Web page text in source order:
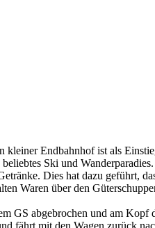
Endbahnhof ist als
Ski und
Dies hat dazu geführt,
Waren über den
GS abgebrochen und am
fährt mit den Wagen zurück